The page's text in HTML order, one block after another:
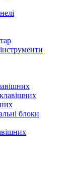
блоки